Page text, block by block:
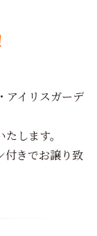
アイリスガーデ
します。
付きでお譲り致